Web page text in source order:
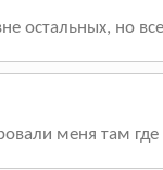
остальных, но
меня там